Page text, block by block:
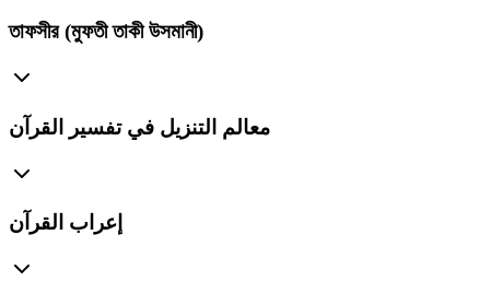
তাফসীর (মুফতী তাকী উসমানী)
معالم التنزيل في تفسير القرآن
إعراب القرآن